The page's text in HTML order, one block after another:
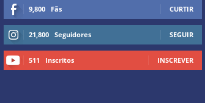
9,800 Fãs CURTIR
21,800 Seguidores SEGUIR
511 Inscritos INSCREVER